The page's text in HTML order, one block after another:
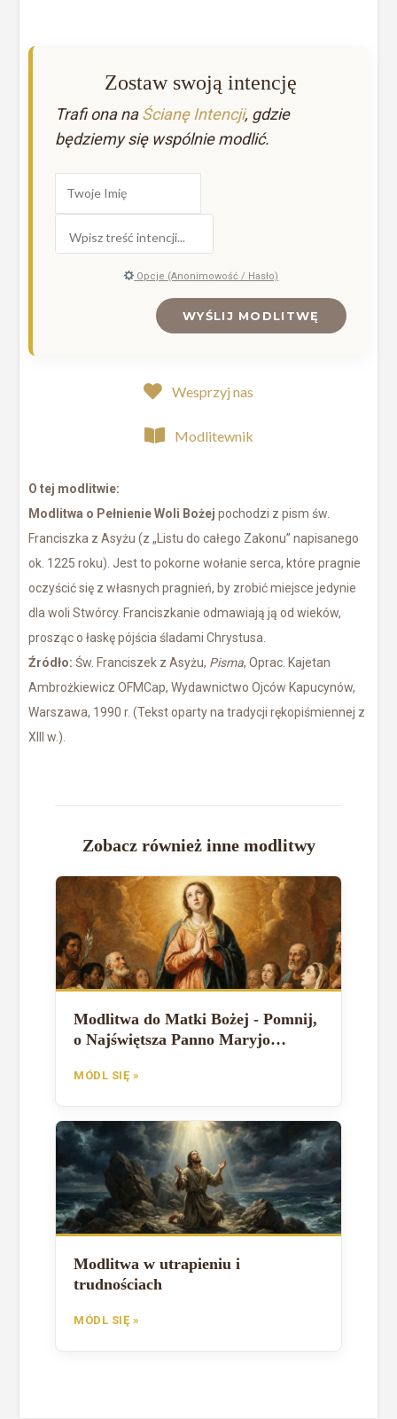
Zostaw swoją intencję
Trafi ona naŚcianę Intencji, gdzie
będziemy się wspólnie modlić.
Opcje (Anonimowość / Hasło)
WYŚLIJ MODLITWĘ
Wesprzyj nas
Modlitewnik
O tej modlitwie:
Modlitwa o Pełnienie Woli Bożej pochodzi z pism św.
Franciszka z Asyżu (z „Listu do całego Zakonu” napisanego
ok. 1225 roku). Jest to pokorne wołanie serca, które pragnie
oczyścić się z własnych pragnień, by zrobić miejsce jedynie
dla woli Stwórcy. Franciszkanie odmawiają ją od wieków,
prosząc o łaskę pójścia śladami Chrystusa.
Źródło: Św. Franciszek z Asyżu, Pisma, Oprac. Kajetan
Ambrożkiewicz OFMCap, Wydawnictwo Ojców Kapucynów,
Warszawa, 1990 r. (Tekst oparty na tradycji rękopiśmiennej z
XIII w.).
Zobacz również inne modlitwy
Modlitwa do Matki Bożej - Pomnij,
o Najświętsza Panno Maryjo
MÓDL SIĘ »
Modlitwa w utrapieniu i
trudnościach
MÓDL SIĘ »